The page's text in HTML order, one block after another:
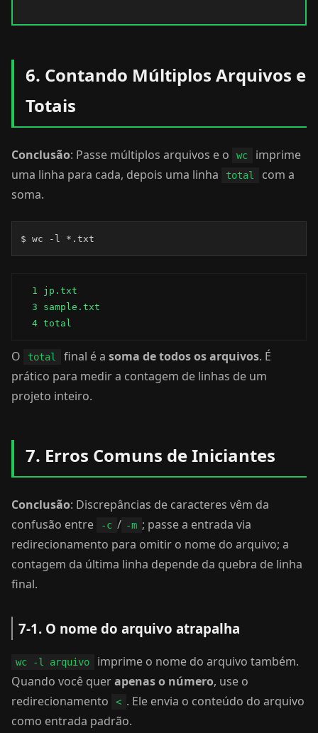
6. Contando Múltiplos Arquivos e
Totais
Conclusão: Passe múltiplos arquivos e o wc
imprime
uma linha para cada, depois uma linha
total
com a
soma.
$ wc -l *.txt
  1 jp.txt
  3 sample.txt
  4 total
O total final é a soma de todos os arquivos. É
prático para medir a contagem de linhas de um
projeto inteiro.
7. Erros Comuns de Iniciantes
Conclusão: Discrepâncias de caracteres vêm da
confusão entre
-c / -m ; passe a entrada via
redirecionamento para omitir o nome do arquivo; a
contagem da última linha depende da quebra de linha
final.
7-1. O nome do arquivo atrapalha
wc -l arquivo
imprime o nome do arquivo também.
Quando você querapenas o número, use o
redirecionamento
< . Ele envia o conteúdo do arquivo
como entrada padrão.